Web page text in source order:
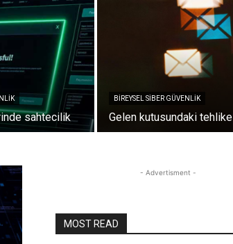
sahtecilik
BIREYSEL SIBER GÜVENLIK
Gelen kutusundaki tehlike
- Advertisment -
MOST READ